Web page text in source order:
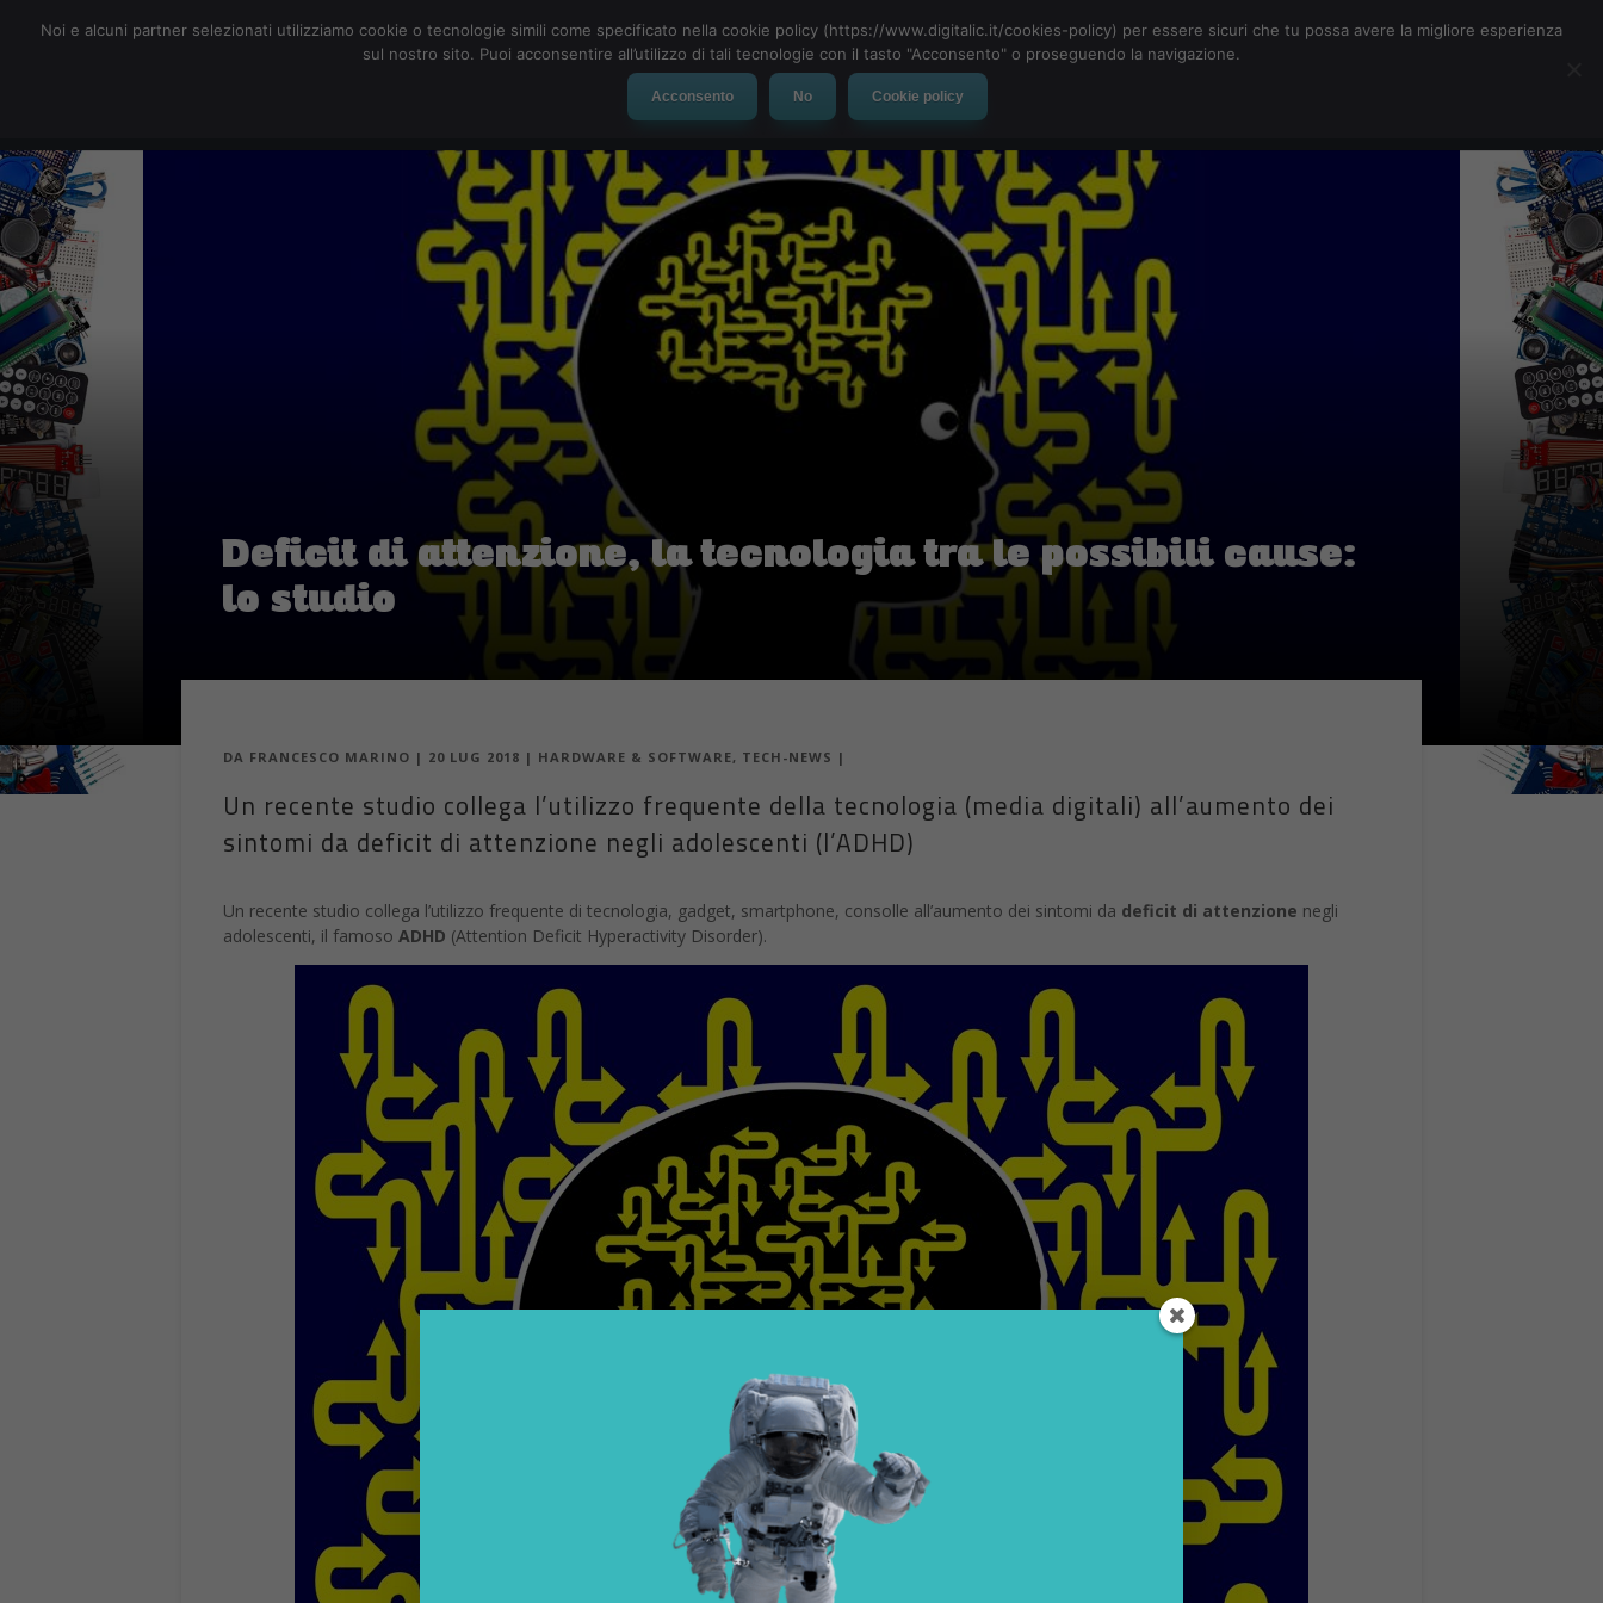
Social Network App Automotive Tech-News
Deficit di attenzione, la tecnologia tra le possibili cause:
lo studio
DA FRANCESCO MARINO | 20 LUG 2018 | HARDWARE & SOFTWARE, TECH-NEWS |
Un recente studio collega l’utilizzo frequente della tecnologia (media digitali) all’aumento dei
sintomi da deficit di attenzione negli adolescenti (l’ADHD)
Un recente studio collega l’utilizzo frequente di tecnologia, gadget, smartphone, consolle all’aumento dei sintomi da deficit di attenzione negli
adolescenti, il famoso ADHD (Attention Deficit Hyperactivity Disorder).
Noi e alcuni partner selezionati utilizziamo cookie o tecnologie simili come specificato nella cookie policy (https://www.digitalic.it/cookies-policy) per essere sicuri che tu possa avere la migliore esperienza
sul nostro sito. Puoi acconsentire all’utilizzo di tali tecnologie con il tasto "Acconsento" o proseguendo la navigazione.
Acconsento No Cookie policy